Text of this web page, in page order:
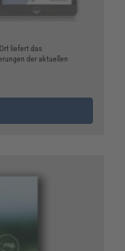
liefert das
der aktuellen